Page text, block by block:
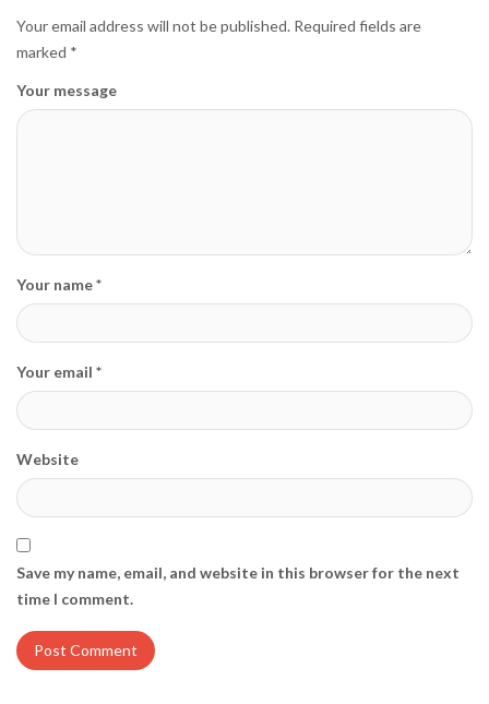
Your email address will not be published. Required fields are
marked *
Your message
Your name *
Your email *
Website
Save my name, email, and website in this browser for the next
time I comment.